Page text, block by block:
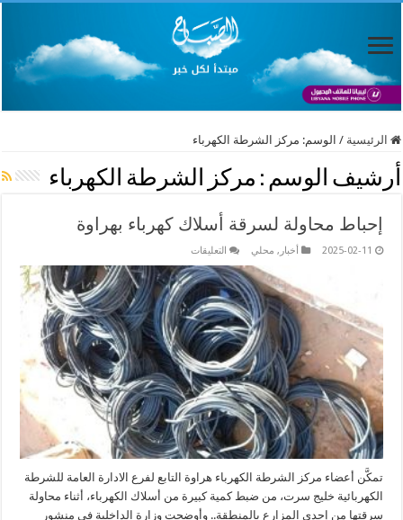
الرئيسية / الوسم: مركز الشرطة الكهرباء
أرشيف الوسم : مركز الشرطة الكهرباء
إحباط محاولة لسرقة أسلاك كهرباء بهراوة
2025-02-11 أخبار , محلي التعليقات
محاولة
لسرقة
أسلاك
كهرباء
بهراوة
مغلقة
تمكَّن أعضاء مركز الشرطة الكهرباء هراوة التابع لفرع الادارة العامة للشرطة
الكهربائية خليج سرت، من ضبط كمية كبيرة من أسلاك الكهرباء، أثناء محاولة
سرقتها من إحدى المزارع بالمنطقة.. وأوضحت وزارة الداخلية في منشور